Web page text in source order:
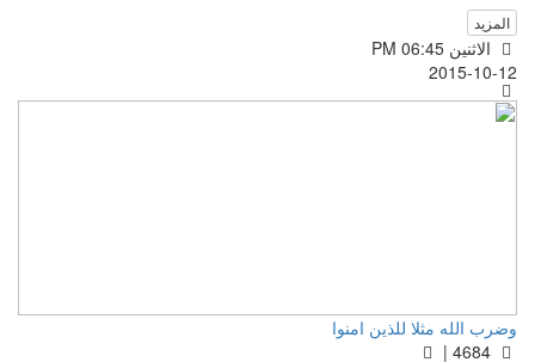
المزيد
الاثنين PM 06:45
2015-10-12
وضرب الله مثلا للذين امنوا